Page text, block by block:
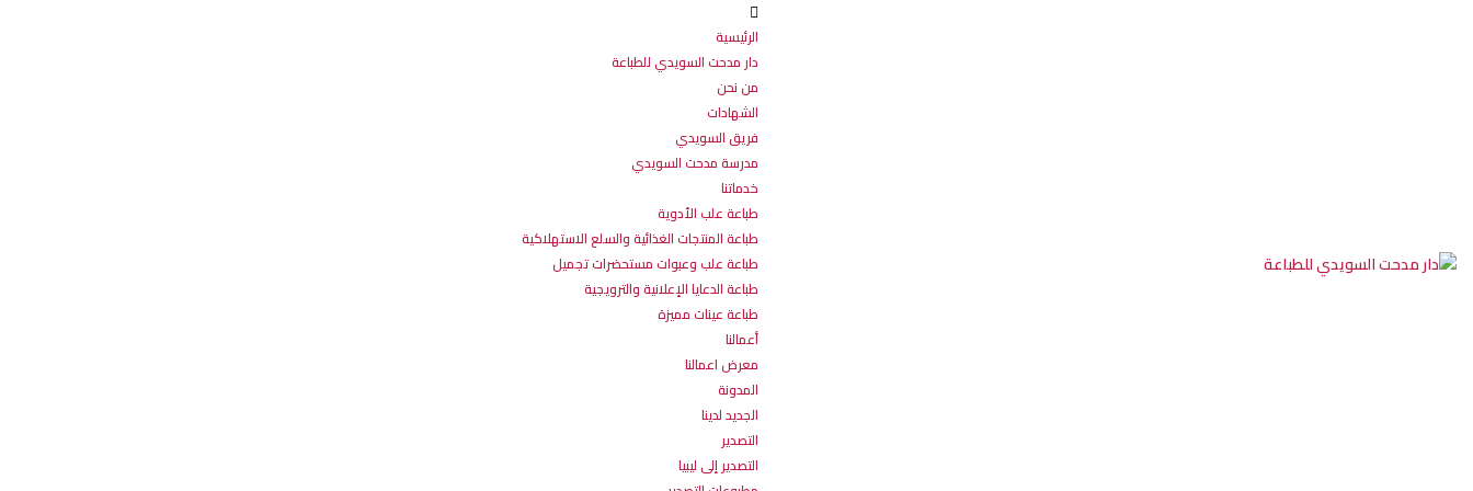
-
الرئيسية
دار مدحت السويدي للطباعة
من نحن
الشهادات
فريق السويدي
مدرسة مدحت السويدي
خدماتنا
طباعة علب الأدوية
طباعة المنتجات الغذائية والسلع الاستهلاكية
طباعة علب وعبوات مستحضرات تجميل
طباعة الدعايا الإعلانية والترويجية
طباعة عينات مميزة
أعمالنا
معرض اعمالنا
المدونة
الجديد لدينا
التصدير
التصدير إلى ليبيا